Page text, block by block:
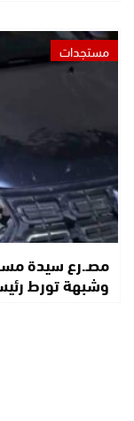
مستجدات
مصـ.رع سيدة
وشبهة تورط